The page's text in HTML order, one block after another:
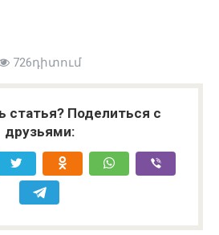
726դիտում
статья? Поделиться с
друзьями: